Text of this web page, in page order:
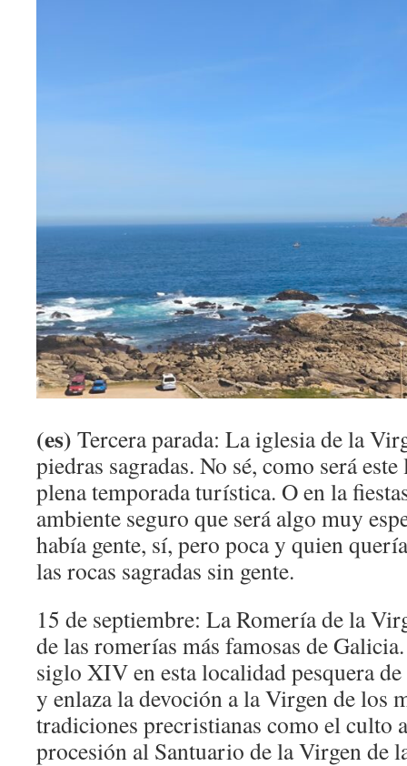
(es) Tercera parada: La iglesia de la
piedras sagradas. No sé, como será
plena temporada turística. O en la
ambiente seguro que será algo muy
había gente, sí, pero poca y quien
las rocas sagradas sin gente.
15 de septiembre: La Romería de la
de las romerías más famosas de
siglo XIV en esta localidad pesquera
y enlaza la devoción a la Virgen de los
tradiciones precristianas como el culto
procesión al Santuario de la Virgen de